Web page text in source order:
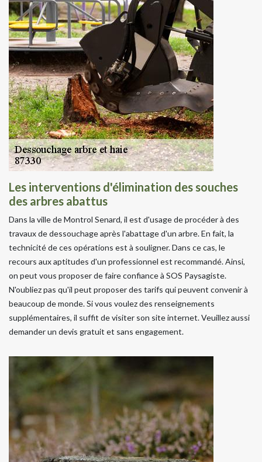
Les interventions d'élimination des souches
des arbres abattus
Dans la ville de Montrol Senard, il est d'usage de procéder à des
travaux de dessouchage après l'abattage d'un arbre. En fait, la
technicité de ces opérations est à souligner. Dans ce cas, le
recours aux aptitudes d'un professionnel est recommandé. Ainsi,
on peut vous proposer de faire confiance à SOS Paysagiste.
N'oubliez pas qu'il peut proposer des tarifs qui peuvent convenir à
beaucoup de monde. Si vous voulez des renseignements
supplémentaires, il suffit de visiter son site internet. Veuillez aussi
demander un devis gratuit et sans engagement.